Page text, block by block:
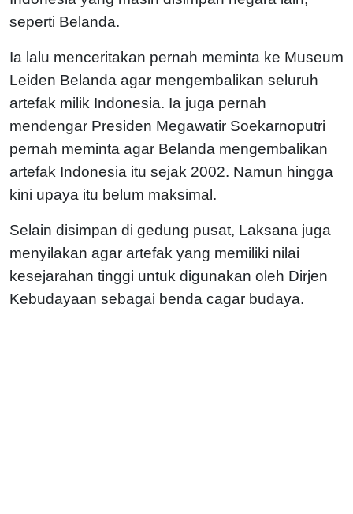
seperti Belanda.
Ia lalu menceritakan pernah meminta ke Museum
Leiden Belanda agar mengembalikan seluruh
artefak milik Indonesia. Ia juga pernah
mendengar Presiden Megawatir Soekarnoputri
pernah meminta agar Belanda mengembalikan
artefak Indonesia itu sejak 2002. Namun hingga
kini upaya itu belum maksimal.
Selain disimpan di gedung pusat, Laksana juga
menyilakan agar artefak yang memiliki nilai
kesejarahan tinggi untuk digunakan oleh Dirjen
Kebudayaan sebagai benda cagar budaya.